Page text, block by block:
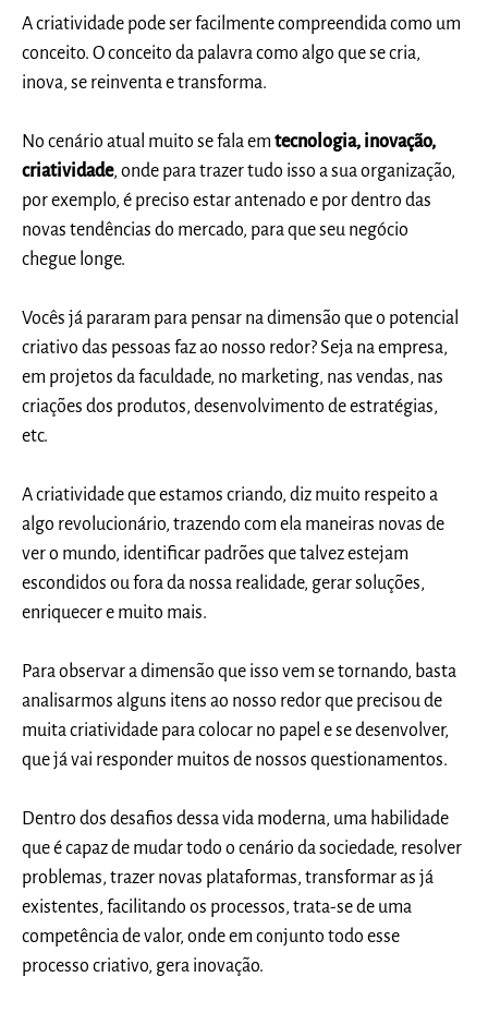
A criatividade pode ser facilmente compreendida como um
conceito. O conceito da palavra como algo que se cria,
inova, se reinventa e transforma.
No cenário atual muito se fala emtecnologia, inovação,
criatividade, onde para trazer tudo isso a sua organização,
por exemplo, é preciso estar antenado e por dentro das
novas tendências do mercado, para que seu negócio
chegue longe.
Vocês já pararam para pensar na dimensão que o potencial
criativo das pessoas faz ao nosso redor? Seja na empresa,
em projetos da faculdade, no marketing, nas vendas, nas
criações dos produtos, desenvolvimento de estratégias,
etc.
A criatividade que estamos criando, diz muito respeito a
algo revolucionário, trazendo com ela maneiras novas de
ver o mundo, identificar padrões que talvez estejam
escondidos ou fora da nossa realidade, gerar soluções,
enriquecer e muito mais.
Para observar a dimensão que isso vem se tornando, basta
analisarmos alguns itens ao nosso redor que precisou de
muita criatividade para colocar no papel e se desenvolver,
que já vai responder muitos de nossos questionamentos.
Dentro dos desafios dessa vida moderna, uma habilidade
que é capaz de mudar todo o cenário da sociedade, resolver
problemas, trazer novas plataformas, transformar as já
existentes, facilitando os processos, trata-se de uma
competência de valor, onde em conjunto todo esse
processo criativo, gera inovação.